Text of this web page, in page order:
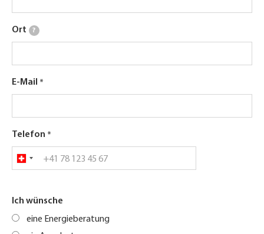
Ort ?
E-Mail
Telefon
Ich wünsche
eine Energieberatung